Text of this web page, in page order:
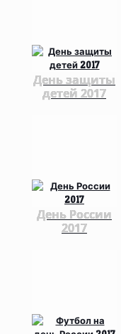
День защиты
детей 2017
День России
2017